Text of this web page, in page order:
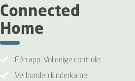
Connected
Home
Eén app. Volledige controle.
Verbonden kinderkamer